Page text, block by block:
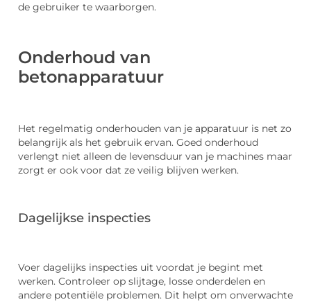
de gebruiker te waarborgen.
Onderhoud van
betonapparatuur
Het regelmatig onderhouden van je apparatuur is net zo
belangrijk als het gebruik ervan. Goed onderhoud
verlengt niet alleen de levensduur van je machines maar
zorgt er ook voor dat ze veilig blijven werken.
Dagelijkse inspecties
Voer dagelijks inspecties uit voordat je begint met
werken. Controleer op slijtage, losse onderdelen en
andere potentiële problemen. Dit helpt om onverwachte